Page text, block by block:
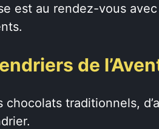
est au rendez-vous
de
chocolats traditionnels,